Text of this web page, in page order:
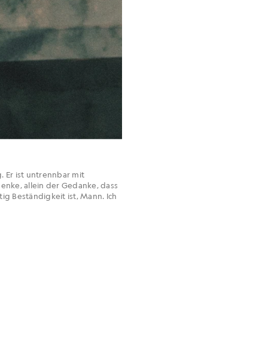
Er ist untrennbar mit
allein der Gedanke, dass
Beständigkeit ist, Mann. Ich